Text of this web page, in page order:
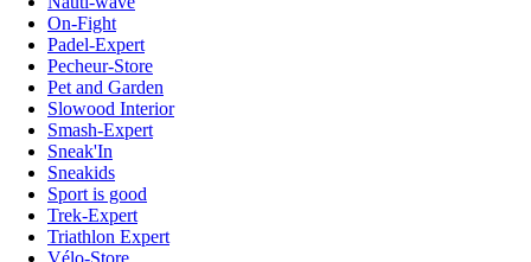
On-Fight
Padel-Expert
Pecheur-Store
Pet and Garden
Slowood Interior
Smash-Expert
Sneak'In
Sneakids
Sport is good
Trek-Expert
Triathlon Expert
Vélo-Store